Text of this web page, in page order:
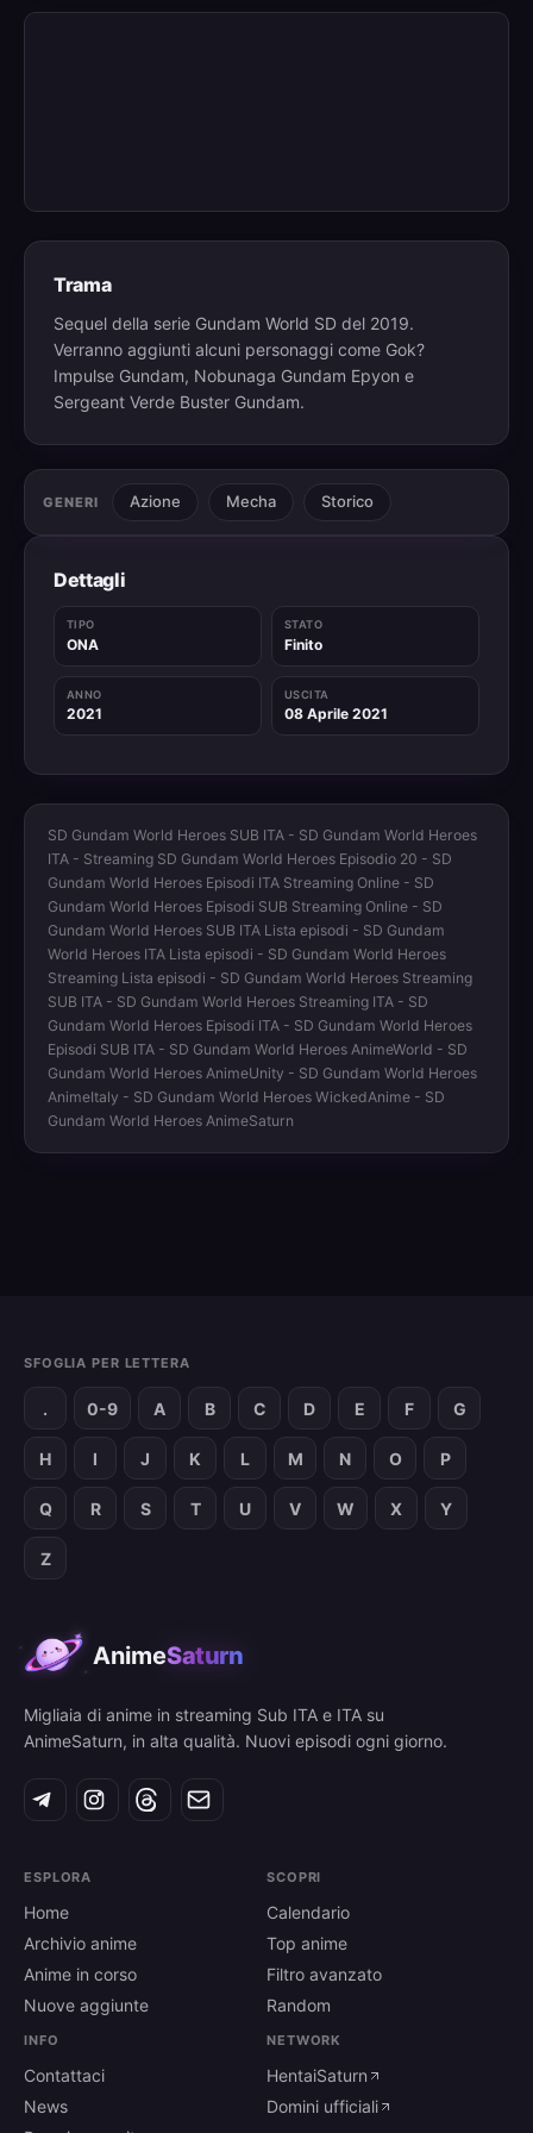
Trama
Sequel della serie Gundam World SD del 2019.
Verranno aggiunti alcuni personaggi come Gok?
Impulse Gundam, Nobunaga Gundam Epyon e
Sergeant Verde Buster Gundam.
GENERI Azione Mecha Storico
Dettagli
TIPO
ONA
STATO
Finito
ANNO
2021
USCITA
08 Aprile 2021
SD Gundam World Heroes SUB ITA - SD Gundam World Heroes
ITA - Streaming SD Gundam World Heroes Episodio 20 - SD
Gundam World Heroes Episodi ITA Streaming Online - SD
Gundam World Heroes Episodi SUB Streaming Online - SD
Gundam World Heroes SUB ITA Lista episodi - SD Gundam
World Heroes ITA Lista episodi - SD Gundam World Heroes
Streaming Lista episodi - SD Gundam World Heroes Streaming
SUB ITA - SD Gundam World Heroes Streaming ITA - SD
Gundam World Heroes Episodi ITA - SD Gundam World Heroes
Episodi SUB ITA - SD Gundam World Heroes AnimeWorld - SD
Gundam World Heroes AnimeUnity - SD Gundam World Heroes
AnimeItaly - SD Gundam World Heroes WickedAnime - SD
Gundam World Heroes AnimeSaturn
SFOGLIA PER LETTERA
. 0-9 A B C D E F G
H I J K L M N O P
Q R S T U V W X Y
Z
AnimeSaturn
Migliaia di anime in streaming Sub ITA e ITA su
AnimeSaturn, in alta qualità. Nuovi episodi ogni giorno.
ESPLORA
Home
Archivio anime
Anime in corso
Nuove aggiunte
SCOPRI
Calendario
Top anime
Filtro avanzato
Random
INFO
Contattaci
News
NETWORK
HentaiSaturn
Domini ufficiali